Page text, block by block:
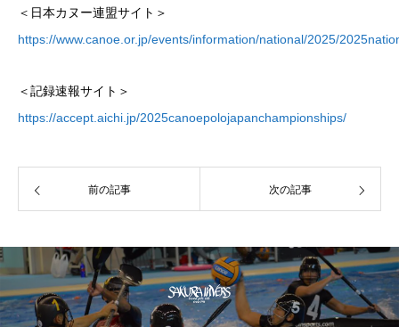
＜日本カヌー連盟サイト＞
https://www.canoe.or.jp/events/information/national/2025/
＜記録速報サイト＞
https://accept.aichi.jp/2025canoepolojapanchampionships/
前の記事 次の記事